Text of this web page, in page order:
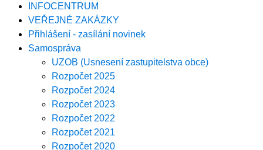
INFOCENTRUM
VEŘEJNÉ ZAKÁZKY
Přihlášení - zasílání novinek
Samospráva
UZOB (Usnesení zastupitelstva obce)
Rozpočet 2025
Rozpočet 2024
Rozpočet 2023
Rozpočet 2022
Rozpočet 2021
Rozpočet 2020